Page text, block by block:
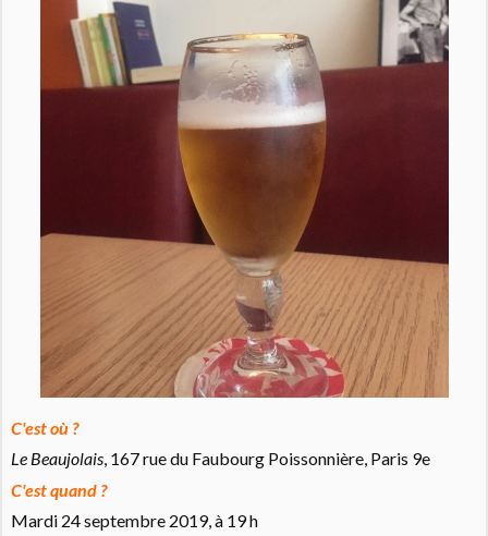
C'est où ?
Le Beaujolais, 167 rue du Faubourg Poissonnière, Paris 9e
C'est quand ?
Mardi 24 septembre 2019, à 19 h